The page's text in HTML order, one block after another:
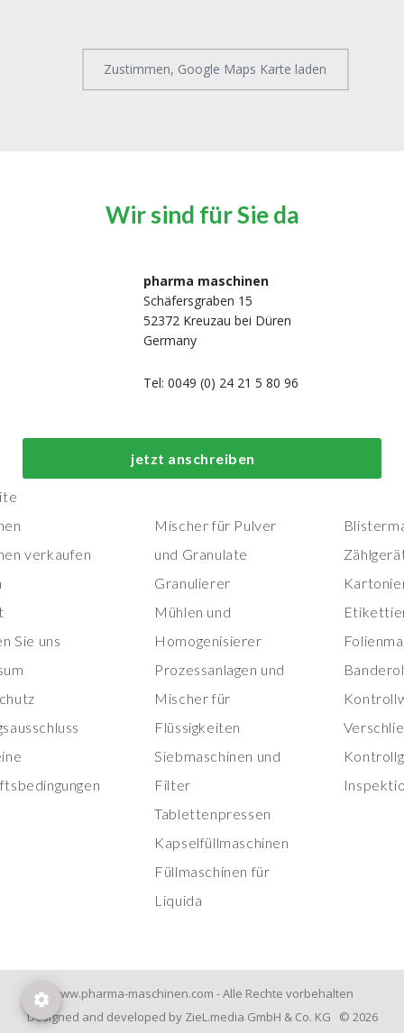
Wir sind für Sie da
pharma maschinen
Schäfersgraben 15
52372 Kreuzau bei Düren
Germany
Tel: 0049 (0) 24 21 5 80 96
jetzt anschreiben
Zustimmen, Google Maps Karte laden
verkaufen
Sie uns
Top-Prozess- und
Herstellungsmaschinen
Mischer für Pulver
und Granulate
Granulierer
Mühlen und
Homogenisierer
Prozessanlagen und
Mischer für
Flüssigkeiten
Siebmaschinen und
Filter
Tablettenpressen
Kapselfüllmaschinen
Füllmaschinen für
Liquida
www.pharma-maschinen.com - Alle Rechte vorbehalten
Designed and developed by ZieL.media GmbH & Co. KG © 2026